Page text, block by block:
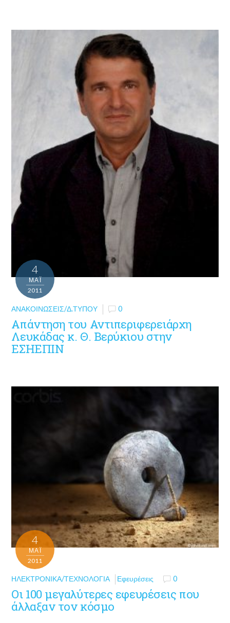
4
ΜΑΪ́
2011
ΑΝΑΚΟΙΝΏΣΕΙΣ/Δ.ΤΎΠΟΥ 0
Απάντηση του Αντιπεριφερειάρχη
Λευκάδας κ. Θ. Βερύκιου στην
ΕΣΗΕΠΙΝ
4
ΜΑΪ́
2011
ΗΛΕΚΤΡΟΝΙΚΆ/ΤΕΧΝΟΛΟΓΊΑ Εφευρέσεις 0
Οι 100 μεγαλύτερες εφευρέσεις που
άλλαξαν τον κόσμο